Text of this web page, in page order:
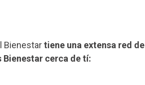
Bienestartiene una extensa red de
Bienestar cerca de tí: